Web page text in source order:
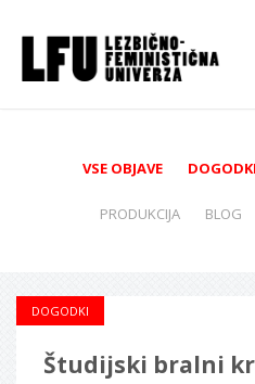
VSE OBJAVE DOGODKI
PRODUKCIJA BLOG
DOGODKI
Študijski bralni